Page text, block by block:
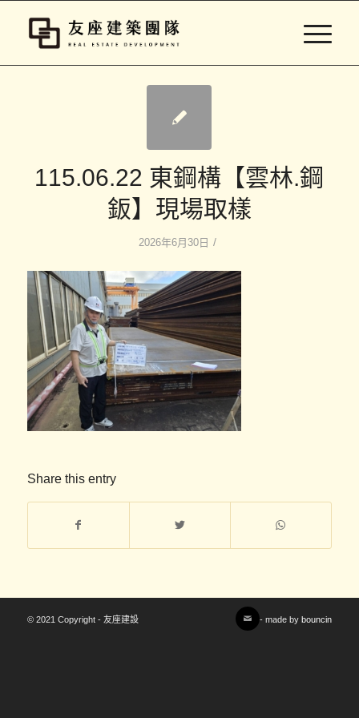
115.06.22 東鋼構【雲林.鋼
鈑】現場取樣
2026年6月30日 /
Share this entry
© 2021 Copyright - 友座建設 - made by bouncin